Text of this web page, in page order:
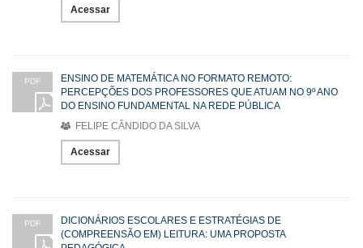
Acessar
PDF
ENSINO DE MATEMÁTICA NO FORMATO REMOTO:
PERCEPÇÕES DOS PROFESSORES QUE ATUAM NO 9º ANO
DO ENSINO FUNDAMENTAL NA REDE PÚBLICA
FELIPE CÂNDIDO DA SILVA
Acessar
PDF
DICIONÁRIOS ESCOLARES E ESTRATÉGIAS DE
(COMPREENSÃO EM) LEITURA: UMA PROPOSTA